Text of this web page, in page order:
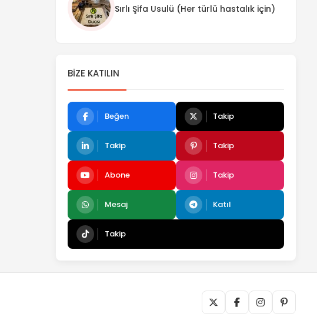
Sırlı Şifa Usulü (Her türlü hastalık için)
BIZE KATILIN
Beğen Takip
Takip Takip
Abone Takip
Mesaj Katıl
Takip